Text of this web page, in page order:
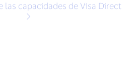
las capacidades de Visa Direct